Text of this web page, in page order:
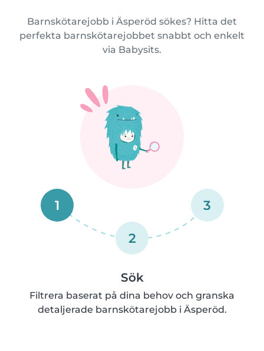
Barnskötarejobb i Äsperöd sökes? Hitta det
perfekta barnskötarejobbet snabbt och enkelt
via Babysits.
1
2
3
Sök
Filtrera baserat på dina behov och granska
detaljerade barnskötarejobb i Äsperöd.